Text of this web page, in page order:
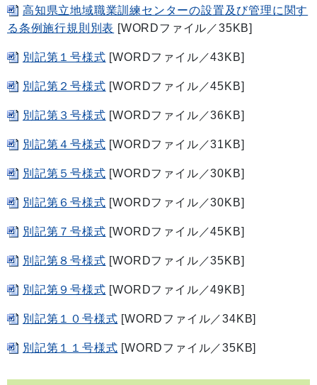
高知県立地域職業訓練センターの設置及び管理に関す
る条例施行規則別表 [WORDファイル／35KB]
別記第１号様式 [WORDファイル／43KB]
別記第２号様式 [WORDファイル／45KB]
別記第３号様式 [WORDファイル／36KB]
別記第４号様式 [WORDファイル／31KB]
別記第５号様式 [WORDファイル／30KB]
別記第６号様式 [WORDファイル／30KB]
別記第７号様式 [WORDファイル／45KB]
別記第８号様式 [WORDファイル／35KB]
別記第９号様式 [WORDファイル／49KB]
別記第１０号様式 [WORDファイル／34KB]
別記第１１号様式 [WORDファイル／35KB]